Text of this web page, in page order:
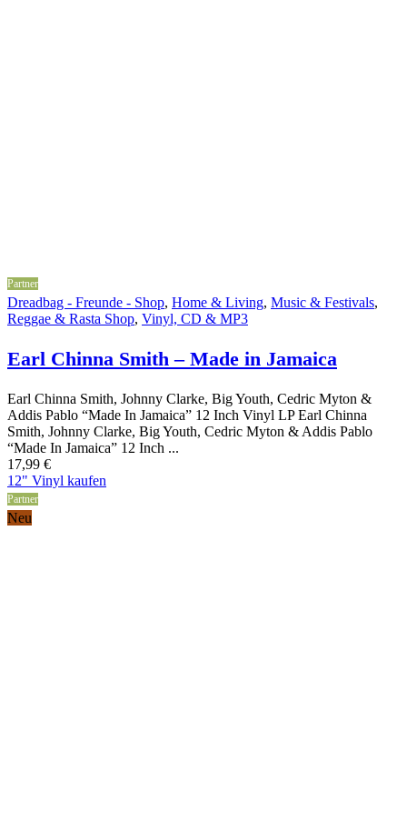
Partner
Dreadbag - Freunde - Shop, Home & Living, Music & Festivals,
Reggae & Rasta Shop, Vinyl, CD & MP3
Earl Chinna Smith – Made in Jamaica
Earl Chinna Smith, Johnny Clarke, Big Youth, Cedric Myton &
Addis Pablo “Made In Jamaica” 12 Inch Vinyl LP Earl Chinna
Smith, Johnny Clarke, Big Youth, Cedric Myton & Addis Pablo
“Made In Jamaica” 12 Inch ...
17,99 €
12" Vinyl kaufen
Partner
Neu